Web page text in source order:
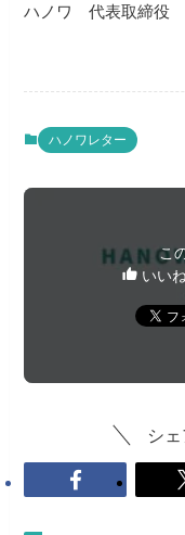
ハノワ 代表取締役
ハノワレター
こ
いい
シ